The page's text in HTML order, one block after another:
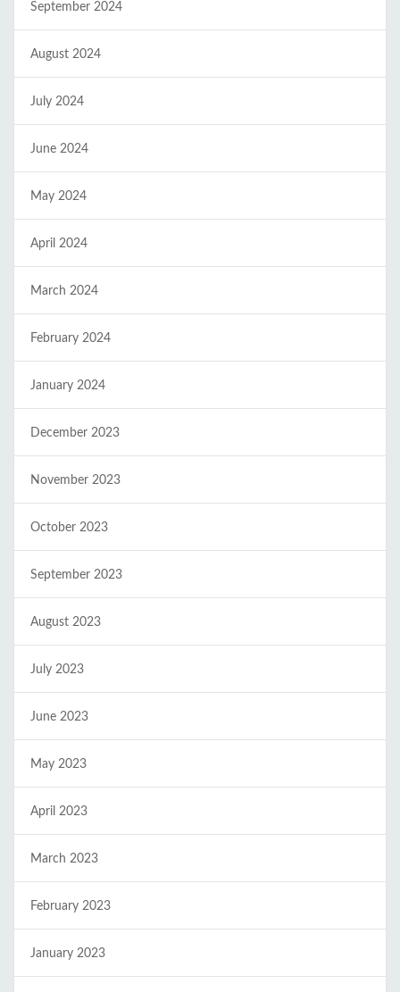
September 2024
August 2024
July 2024
June 2024
May 2024
April 2024
March 2024
February 2024
January 2024
December 2023
November 2023
October 2023
September 2023
August 2023
July 2023
June 2023
May 2023
April 2023
March 2023
February 2023
January 2023